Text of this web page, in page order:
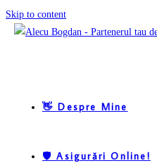
Skip to content
👋 Despre Mine
🛡️ Asigurări Online!